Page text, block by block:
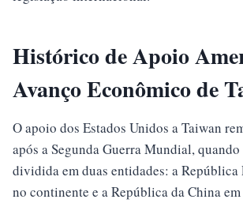
Histórico de Apoio
Avanço Econômico de
O apoio dos Estados Unidos a Taiwan
após a Segunda Guerra Mundial,
dividida em duas entidades: a República
no continente e a República da China